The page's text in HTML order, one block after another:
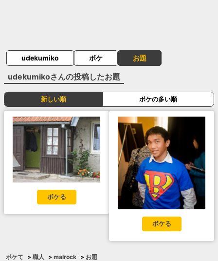
udekumiko ボケ お題
udekumikoさんの投稿したお題
新しい順 ボケの多い順
ボケる
ボケる
ボケて > 職人 > malrock > お題